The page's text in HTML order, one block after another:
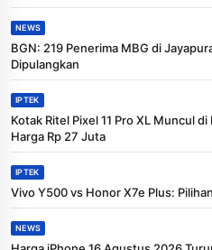
NEWS
BGN: 219 Penerima MBG di
Dipulangkan
IPTEK
Kotak Ritel Pixel 11 Pro XL Muncul
Harga Rp 27 Juta
IPTEK
Vivo Y500 vs Honor X7e Plus:
NEWS